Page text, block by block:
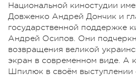
Национальной киностудии
Довженко Андрей Дончик и
государственной поддержке
Андрей Осипов. Они
возвращения великой
экран в современном виде. А
Шпилюк в своём выступлении